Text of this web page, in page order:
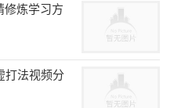
修炼学习方
打法视频分